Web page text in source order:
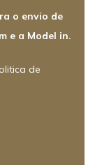
o envio de
e a Model in.
de